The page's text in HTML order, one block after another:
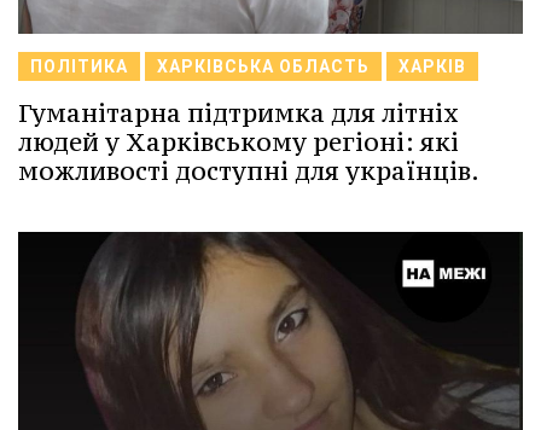
ПОЛІТИКА ХАРКІВСЬКА ОБЛАСТЬ ХАРКІВ
Гуманітарна підтримка для літніх
людей у Харківському регіоні: які
можливості доступні для українців.